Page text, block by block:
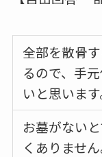
全部を散骨
るので、手
いと思います
お墓がない
くありませ